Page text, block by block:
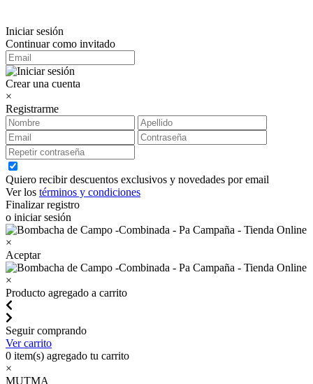
Iniciar sesión
Continuar como invitado
Crear una cuenta
×
Registrarme
Quiero recibir descuentos exclusivos y novedades por email
Ver los términos y condiciones
Finalizar registro
o iniciar sesión
×
Aceptar
×
Producto agregado a carrito
Seguir comprando
Ver carrito
0 item(s) agregado tu carrito
×
MUTMA